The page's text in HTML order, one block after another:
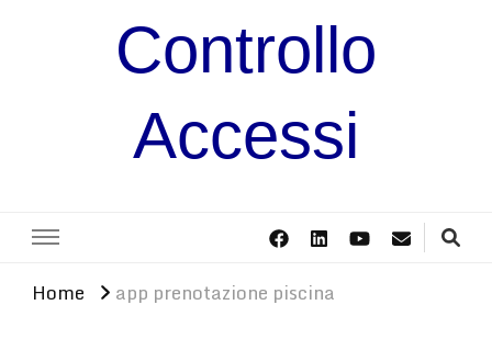
Controllo
Accessi
Home app prenotazione piscina